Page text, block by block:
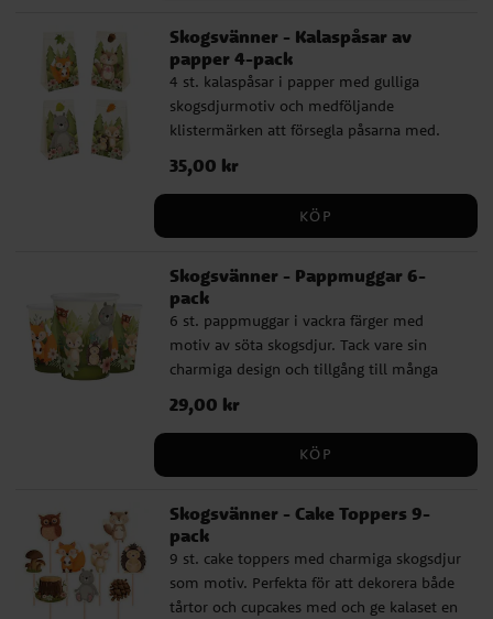
Skogsvänner - Kalaspåsar av
papper 4-pack
4 st. kalaspåsar i papper med gulliga
skogsdjurmotiv och medföljande
klistermärken att försegla påsarna med.
Påsarna är perfekta att fylla med små
godsaker och överraskningar. Varje påse
Pris:35,00 kr
35,00 kr
KÖP
Skogsvänner - Pappmuggar 6-
pack
6 st. pappmuggar i vackra färger med
motiv av söta skogsdjur. Tack vare sin
charmiga design och tillgång till många
matchande tillbehör så passar dessa
muggar bra till både 1-årskalas, kalas med
skogstema, dopdukning eller babyshower.
Muggarna är 9 cm höga och rymmer 220
Pris:29,00 kr
29,00 kr
KÖP
Skogsvänner - Cake Toppers 9-
pack
9 st. cake toppers med charmiga skogsdjur
som motiv. Perfekta för att dekorera både
tårtor och cupcakes med och ge kalaset en